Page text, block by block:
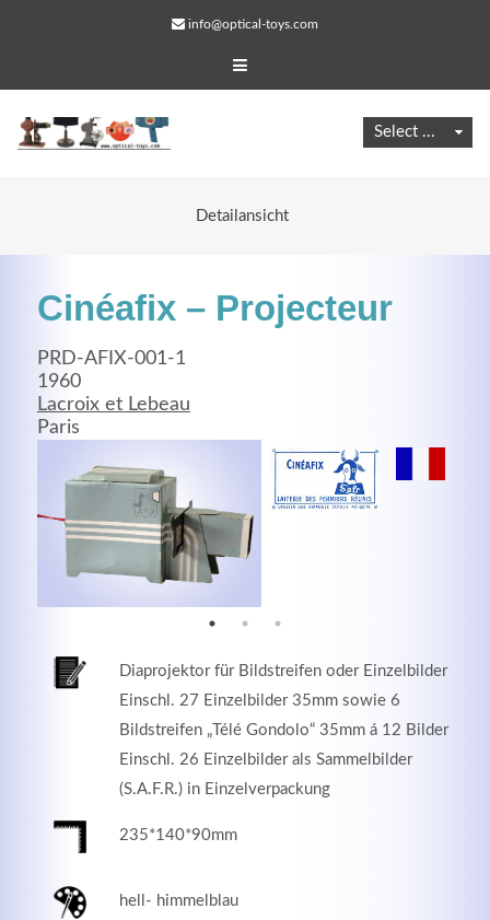
info@optical-toys.com
Detailansicht
Cinéafix – Projecteur
PRD-AFIX-001-1
1960
Lacroix et Lebeau
Paris
Diaprojektor für Bildstreifen oder Einzelbilder
Einschl. 27 Einzelbilder 35mm sowie 6
Bildstreifen „Télé Gondolo“ 35mm á 12 Bilder
Einschl. 26 Einzelbilder als Sammelbilder
(S.A.F.R.) in Einzelverpackung
235*140*90mm
hell- himmelblau
Web Projects
Lorem ipsum dolor sit amet, consectetuer adipiscing
elit. Aenean commodo ligula eget dolor.
MEHR INFOS
Lorem ipsum dolor sit amet, consectetuer adipiscing